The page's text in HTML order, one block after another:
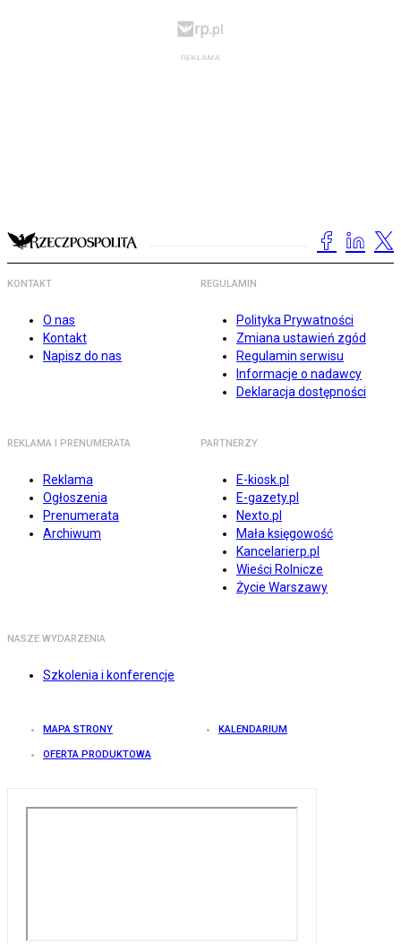
KONTAKT
O nas
Kontakt
Napisz do nas
REGULAMIN
Polityka Prywatności
Zmiana ustawień zgód
Regulamin serwisu
Informacje o nadawcy
Deklaracja dostępności
REKLAMA I PRENUMERATA
Reklama
Ogłoszenia
Prenumerata
Archiwum
PARTNERZY
E-kiosk.pl
E-gazety.pl
Nexto.pl
Mała księgowość
Kancelarierp.pl
Wieści Rolnicze
Życie Warszawy
NASZE WYDARZENIA
Szkolenia i konferencje
MAPA STRONY KALENDARIUM
OFERTA PRODUKTOWA